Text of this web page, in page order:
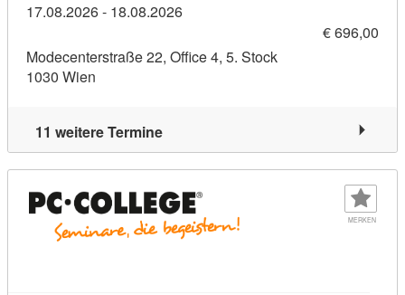
17.08.2026 - 18.08.2026
€ 696,00
Modecenterstraße 22, Office 4, 5. Stock
1030 Wien
11 weitere Termine
MERKEN